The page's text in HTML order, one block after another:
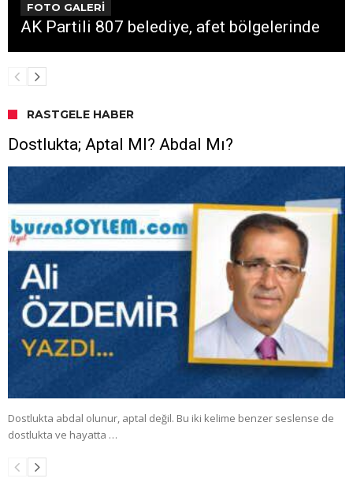
FOTO GALERİ
AK Partili 807 belediye, afet bölgelerinde
RASTGELE HABER
Dostlukta; Aptal MI? Abdal Mı?
Dostlukta abdal olunur, aptal değil. Bu iki kelime benzer seslense de
dostlukta ve hayatta …